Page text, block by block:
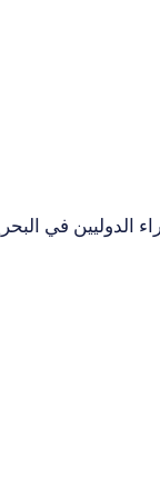
الدوليين في